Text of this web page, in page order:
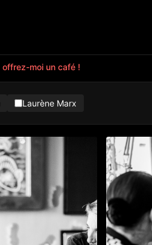
offrez-moi un café !
Laurène Marx